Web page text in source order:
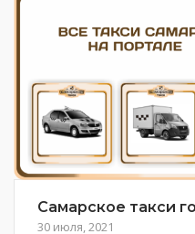
Самарское такси
30 июля, 2021